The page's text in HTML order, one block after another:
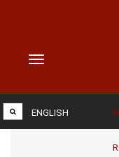
Toggle
ENGLISH